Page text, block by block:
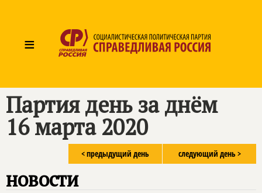
≡
Партия день за днём
16 марта 2020
следующий день >
< предыдущий день
новости